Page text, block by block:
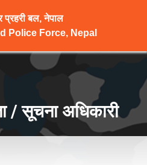
बल, नेपाल
Police Force, Nepal
/ सूचना अधिकारी